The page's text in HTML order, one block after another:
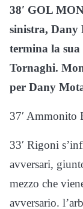
38′ GOL
sinistra, Dany
termina la sua
Tornaghi.
per Dany
37′ Ammonito
33′ Rigoni
avversari,
mezzo che
avversario.